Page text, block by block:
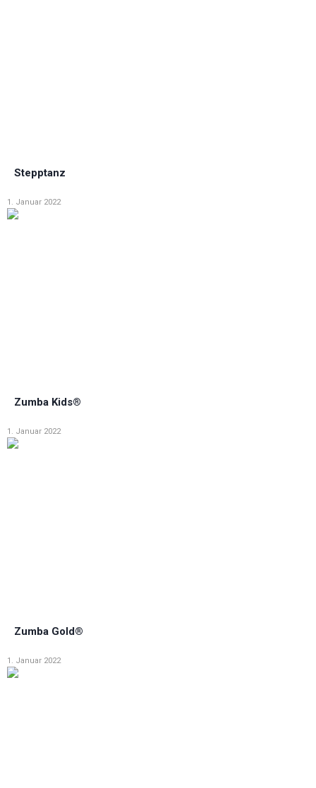
Stepptanz
1. Januar 2022
Zumba Kids®
1. Januar 2022
Zumba Gold®
1. Januar 2022